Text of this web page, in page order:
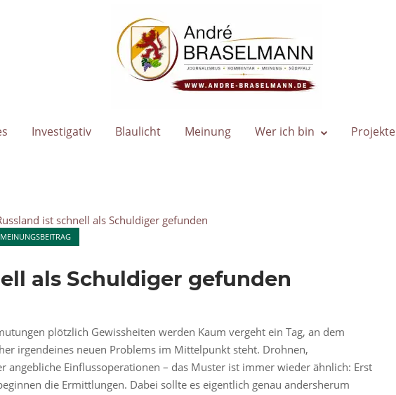
Investigativ Blaulicht Meinung Wer ich bin Projekte
MEINUNGSBEITRAG
als Schuldiger gefunden
plötzlich Gewissheiten werden Kaum vergeht ein Tag, an dem
irgendeines neuen Problems im Mittelpunkt steht. Drohnen,
angebliche Einflussoperationen – das Muster ist immer wieder ähnlich: Erst
die Ermittlungen. Dabei sollte es eigentlich genau andersherum